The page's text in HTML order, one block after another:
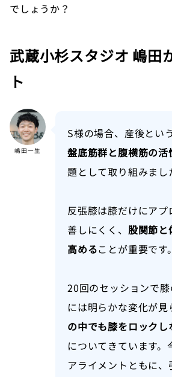
でしょうか？
武蔵小杉スタジオ 嶋田
ト
嶋田一生
S様の場合、産後とい
盤底筋群と腹横筋の活
題として取り組みまし
反張膝は膝だけにア
善しにくく、 股関節と
高めることが重要です。
20回のセッションで
には明らかな変化が見
の中でも膝をロックし
についてきています。
アライメントともに、